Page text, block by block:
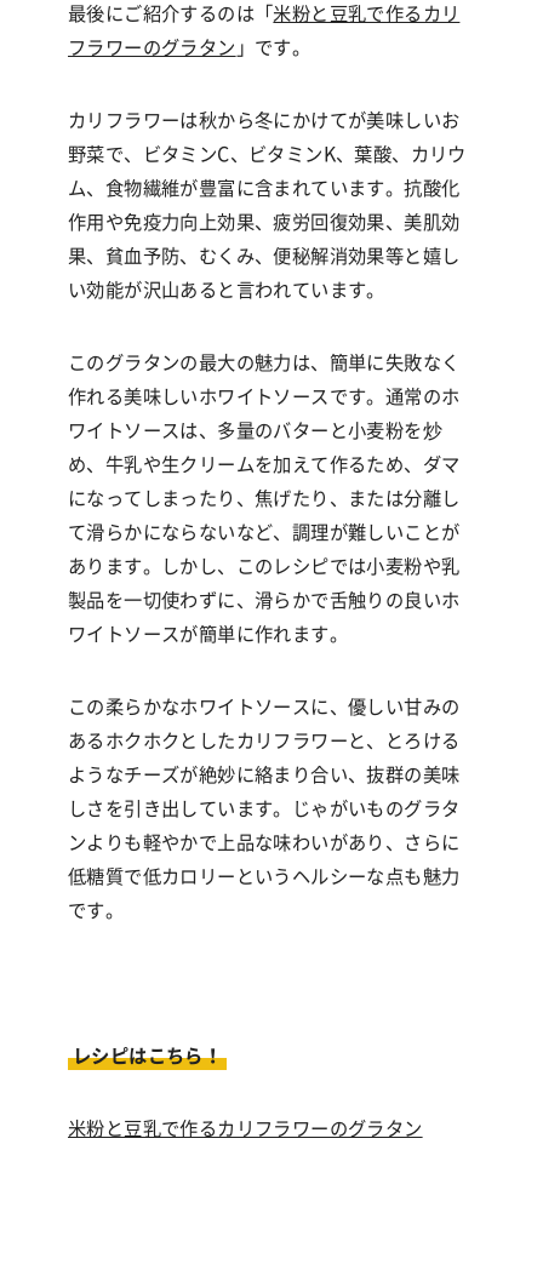
最後にご紹介するのは「 米粉と豆乳で作るカリ
フラワーのグラタン 」です。
カリフラワーは秋から冬にかけてが美味しいお
野菜で、ビタミンC、ビタミン K、葉酸、カリウ
ム、食物繊維が豊富に含まれています。抗酸化
作用や免疫力向上効果、疲労回復効果、美肌効
果、貧血予防、むくみ、便秘解消効果等と嬉し
い効能が沢山あると言われています。
このグラタンの最大の魅力は、簡単に失敗なく
作れる美味しいホワイトソースです。通常のホ
ワイトソースは、多量のバターと小麦粉を炒
め、牛乳や生クリームを加えて作るため、ダマ
になってしまったり、焦げたり、または分離し
て滑らかにならないなど、調理が難しいことが
あります。しかし、このレシピでは小麦粉や乳
製品を一切使わずに、滑らかで舌触りの良いホ
ワイトソースが簡単に作れます。
この柔らかなホワイトソースに、優しい甘みの
あるホクホクとしたカリフラワーと、とろける
ようなチーズが絶妙に絡まり合い、抜群の美味
しさを引き出しています。じゃがいものグラタ
ンよりも軽やかで上品な味わいがあり、さらに
低糖質で低カロリーというヘルシーな点も魅力
です。
レシピはこちら！
米粉と豆乳で作るカリフラワーのグラタン